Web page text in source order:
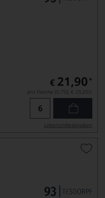
€ 21,90 *
pro Flasche (0.75l), € 29,20/L
Lebensmittel­angaben